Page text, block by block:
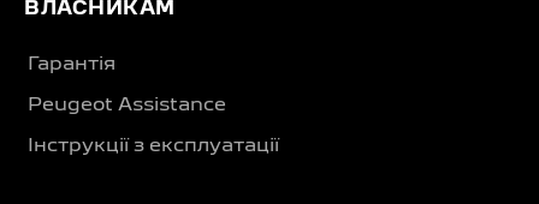
ВЛАСНИКАМ
Гарантія
Peugeot Assistance
Інструкції з експлуатації